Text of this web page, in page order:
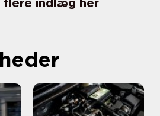
flere indlæg her